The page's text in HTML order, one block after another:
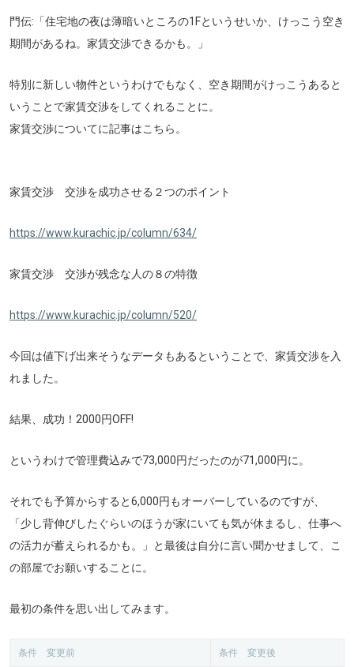
門伝:「住宅地の夜は薄暗いところの1Fというせいか、けっこう空き
期間があるね。家賃交渉できるかも。」
特別に新しい物件というわけでもなく、空き期間がけっこうあると
いうことで家賃交渉をしてくれることに。
家賃交渉についてに記事はこちら。
家賃交渉 交渉を成功させる２つのポイント
https://www.kurachic.jp/column/634/
家賃交渉 交渉が残念な人の８の特徴
https://www.kurachic.jp/column/520/
今回は値下げ出来そうなデータもあるということで、家賃交渉を入
れました。
結果、成功！2000円OFF!
というわけで管理費込みで73,000円だったのが71,000円に。
それでも予算からすると6,000円もオーバーしているのですが、
「少し背伸びしたぐらいのほうが家にいても気が休まるし、仕事へ
の活力が蓄えられるかも。」と最後は自分に言い聞かせまして、こ
の部屋でお願いすることに。
最初の条件を思い出してみます。
条件 変更前 条件 変更後